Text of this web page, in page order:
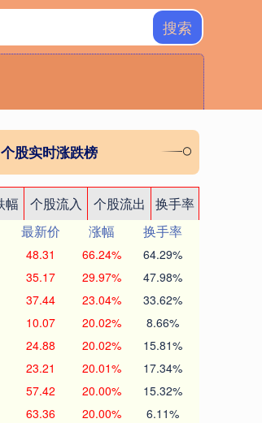
搜索
个股实时涨跌榜
幅 个股流入 个股流出
换手率
最新价 涨幅
换手率
48.31 66.24% 64.29%
35.17 29.97% 47.98%
37.44 23.04% 33.62%
10.07 20.02% 8.66%
24.88 20.02% 15.81%
23.21 20.01% 17.34%
57.42 20.00% 15.32%
63.36 20.00% 6.11%